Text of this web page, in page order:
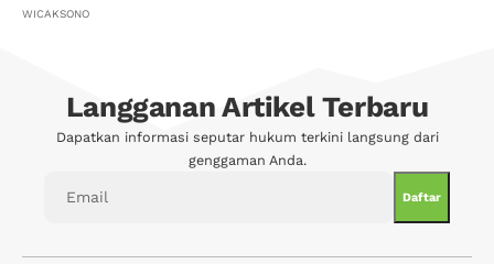
Langganan Artikel Terbaru
Dapatkan informasi seputar hukum terkini langsung dari
genggaman Anda.